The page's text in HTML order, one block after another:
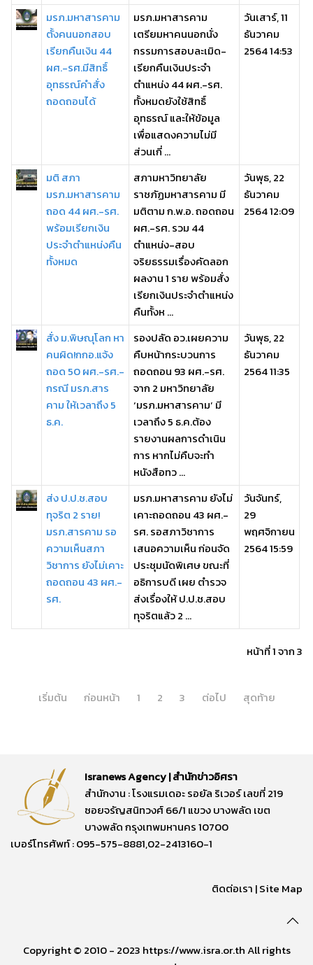
มรภ.มหาสารคาม
ตั้งคนนอกสอบ
เรียกคืนเงิน 44
ผศ.-รศ.มีสิทธิ์
อุทธรณ์คำสั่ง
ถอดถอนได้
มรภ.มหาสารคาม
เตรียมหาคนนอกนั่ง
กรรมการสอบละเมิด-
เรียกคืนเงินประจำ
ตำแหน่ง 44 ผศ.-รศ.
ทั้งหมดยังใช้สิทธิ์
อุทธรณ์ และให้ข้อมูล
เพื่อแสดงความไม่มี
ส่วนเกี่ ...
วันเสาร์, 11
ธันวาคม
2564 14:53
มติ สภา
มรภ.มหาสารคาม
ถอด 44 ผศ.-รศ.
พร้อมเรียกเงิน
ประจำตำแหน่งคืน
ทั้งหมด
สภามหาวิทยาลัย
ราชภัฏมหาสารคาม มี
มติตาม ก.พ.อ. ถอดถอน
ผศ.-รศ. รวม 44
ตำแหน่ง-สอบ
จริยธรรมเรื่องคัดลอก
ผลงาน 1 ราย พร้อมสั่ง
เรียกเงินประจำตำแหน่ง
คืนทั้งห ...
วันพุธ, 22
ธันวาคม
2564 12:09
สั่ง ม.พิษณุโลก หา
คนผิด!กกอ.แจ้ง
ถอด 50 ผศ.-รศ.-
กรณี มรภ.สาร
คาม ให้เวลาถึง 5
ธ.ค.
รองปลัด อว.เผยความ
คืบหน้ากระบวนการ
ถอดถอน 93 ผศ.-รศ.
จาก 2 มหาวิทยาลัย
‘มรภ.มหาสารคาม’ มี
เวลาถึง 5 ธ.ค.ต้อง
รายงานผลการดำเนิน
การ หากไม่คืบจะทำ
หนังสือทว ...
วันพุธ, 22
ธันวาคม
2564 11:35
ส่ง ป.ป.ช.สอบ
ทุจริต 2 ราย!
มรภ.สารคาม รอ
ความเห็นสภา
วิชาการ ยังไม่เคาะ
ถอดถอน 43 ผศ.-
รศ.
มรภ.มหาสารคาม ยังไม่
เคาะถอดถอน 43 ผศ.-
รศ. รอสภาวิชาการ
เสนอความเห็น ก่อนจัด
ประชุมนัดพิเศษ ขณะที่
อธิการบดี เผย ตำรวจ
ส่งเรื่องให้ ป.ป.ช.สอบ
ทุจริตแล้ว 2 ...
วันจันทร์,
29
พฤศจิกายน
2564 15:59
หน้าที่ 1 จาก 3
เริ่มต้น ก่อนหน้า 1 2 3 ต่อไป สุดท้าย
Isranews Agency | สำนักข่าวอิศรา
สำนักงาน : โรงแรมเดอะ รอยัล ริเวอร์ เลขที่ 219
ซอยจรัญสนิทวงศ์ 66/1 แขวง บางพลัด เขต
บางพลัด กรุงเทพมหานคร 10700
เบอร์โทรศัพท์ : 095-575-8881,02-2413160-1
ติดต่อเรา |Site Map
Copyright © 2010 - 2023 https://www.isra.or.th All rights